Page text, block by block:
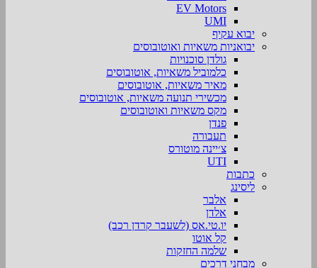
EV Motors
UMI
יבוא עקיף
יבואניות משאיות ואוטובוסים
גולדן סוכנויות
כלמוביל משאיות, אוטובוסים
מאיר משאיות, אוטובוסים
מכשירי תנועה משאיות, אוטובוסים
מקס משאיות ואוטובוסים
פנדן
תעבורה
צ׳יינה מוטורס
UTI
כתבות
ליסינג
אלבר
אלדן
יו.טי.אס (לשעבר קרדן רכב)
קל אוטו
שלמה החזקות
מבחני דרכים